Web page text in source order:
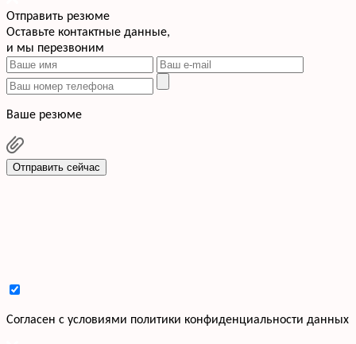
Отправить резюме
Оставьте контактные данные,
и мы перезвоним
Ваше резюме
Отправить сейчас
Cогласен с условиями политики конфиденциальности данных